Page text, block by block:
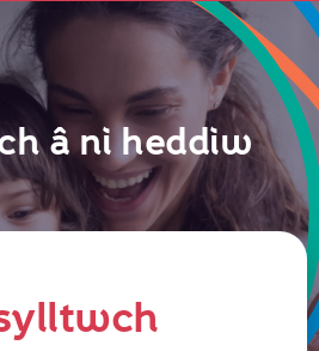
â ni heddiw